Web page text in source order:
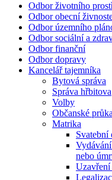
Odbor životního
Odbor obecní
Odbor územního
Odbor sociální a
Odbor finanční
Odbor dopravy
Kancelář tajemníka
Bytová správa
Správa hřbitova
Volby
Občanské
Matrika
Svatební
nebo
Uzavření